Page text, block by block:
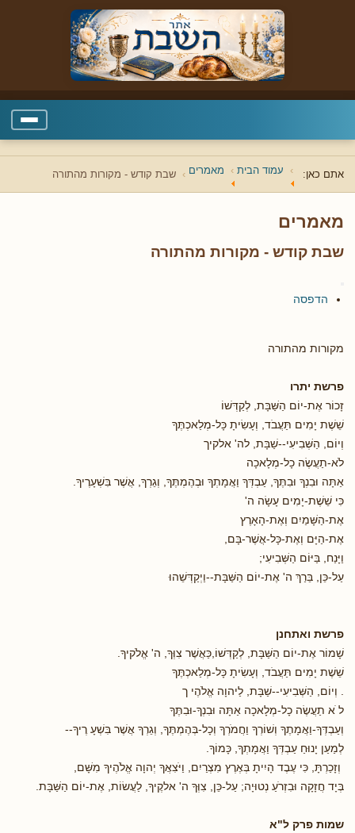
אתם כאן: עמוד הבית מאמרים שבת קודש - מקורות מהתורה
מאמרים
שבת קודש - מקורות מהתורה
הדפסה
מקורות מהתורה
פרשת יתרו
זָכוֹר אֶת-יוֹם הַשַּׁבָּת, לְקַדְּשׁוֹ
שֵׁשֶׁת יָמִים תַּעֲבֹד, וְעָשִׂיתָ כָּל-מְלַאכְתֶּךָ
וְיוֹם, הַשְּׁבִיעִי--שַׁבָּת, לה' אלקיך
לֹא-תַעֲשֶׂה כָל-מְלָאכָה
אַתָּה וּבִנְךָ וּבִתֶּךָ, עַבְדְּךָ וַאֲמָתְךָ וּבְהֶמְתֶּךָ, וְגֵרְךָ, אֲשֶׁר בִּשְׁעָרֶיךָ.
כִּי שֵׁשֶׁת-יָמִים עָשָׂה ה'
אֶת-הַשָּׁמַיִם וְאֶת-הָאָרֶץ
אֶת-הַיָּם וְאֶת-כָּל-אֲשֶׁר-בָּם,
וַיָּנַח, בַּיּוֹם הַשְּׁבִיעִי;
עַל-כֵּן, בֵּרַךְ ה' אֶת-יוֹם הַשַּׁבָּת--וַיְקַדְּשֵׁהוּ
פרשת ואתחנן
שָׁמוֹר אֶת-יוֹם הַשַּׁבָּת, לְקַדְּשׁוֹ,כַּאֲשֶׁר צִוְּךָ, ה' אֱלֹקיךָ.
שֵׁשֶׁת יָמִים תַּעֲבֹד, וְעָשִׂיתָ כָּל-מְלַאכְתֶּךָ
. וְיוֹם, הַשְּׁבִיעִי--שַׁבָּת, לַיהוָה אֱלֹהֶי ך
ל ֹא תַעֲשֶׂה כָל-מְלָאכָה אַתָּה וּבִנְךָ-וּבִתֶּךָ
וְעַבְדְּךָ-וַאֲמָתֶךָ וְשׁוֹרְךָ וַחֲמֹרְךָ וְכָל-בְּהֶמְתֶּךָ, וְגֵרְךָ אֲשֶׁר בִּשְׁעָ רֶיךָ--
לְמַעַן יָנוּחַ עַבְדְּךָ וַאֲמָתְךָ, כָּמוֹךָ.
וְזָכַרְתָּ, כִּי עֶבֶד הָיִיתָ בְּאֶרֶץ מִצְרַיִם, וַיֹּצִאֲךָ יְהוָה אֱלֹהֶיךָ מִשָּׁם,
בְּיָד חֲזָקָה וּבִזְרֹעַ נְטוּיָה; עַל-כֵּן, צִוְּךָ ה' אלקֶיךָ, לַעֲשׂוֹת, אֶת-יוֹם הַשַּׁבָּת.
שמות פרק ל"א